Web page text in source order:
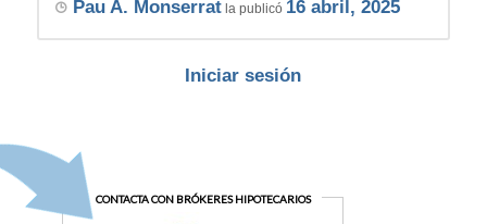
Pau A. Monserratla publicó 16 abril, 2025
Iniciar sesión